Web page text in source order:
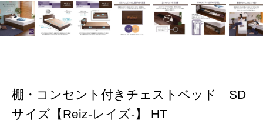
棚・コンセント付きチェストベッド SD
サイズ【Reiz-レイズ-】 HT